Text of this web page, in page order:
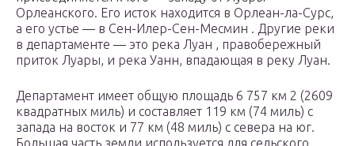
Орлеанского. Его исток находится в Орлеан-ла-Сурс,
а его устье — в Сен-Илер-Сен-Месмин . Другие реки
в департаменте — это река Луан , правобережный
приток Луары, и река Уанн, впадающая в реку Луан.
Департамент имеет общую площадь 6 757 км 2 (2609
квадратных миль) и составляет 119 км (74 миль) с
запада на восток и 77 км (48 миль) с севера на юг.
Большая часть земли используется для сельского